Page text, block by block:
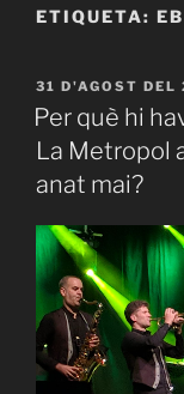
ETIQUETA:
PUBLICAT
A
31 D'AGOST DEL
Per què hi
La Metropol
anat mai?